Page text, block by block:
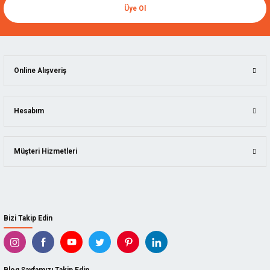
Üye Ol
Bizi Takip Edin
Online Alışveriş
Hesabım
Müşteri Hizmetleri